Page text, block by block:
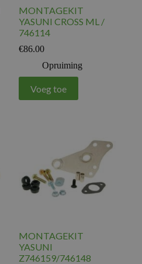
MONTAGEKIT
YASUNI CROSS ML /
746114
€86.00
Opruiming
Voeg toe
MONTAGEKIT
YASUNI
Z746159/746148